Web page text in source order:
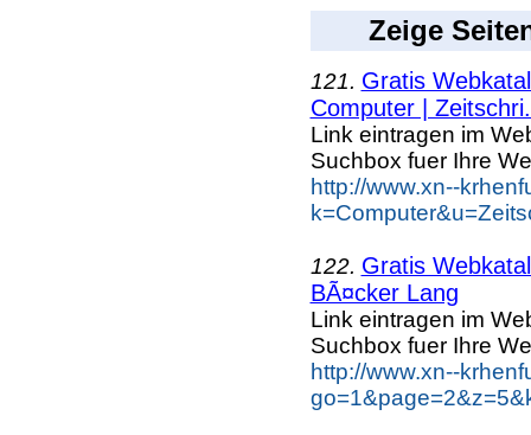
Zeige
121. Gratis
Computer |
Link eintragen im
Suchbox fuer Ihre
http://www.xn--
122. Gratis
BÃ¤cker Lang
Link eintragen im
Suchbox fuer Ihre
http://www.xn--